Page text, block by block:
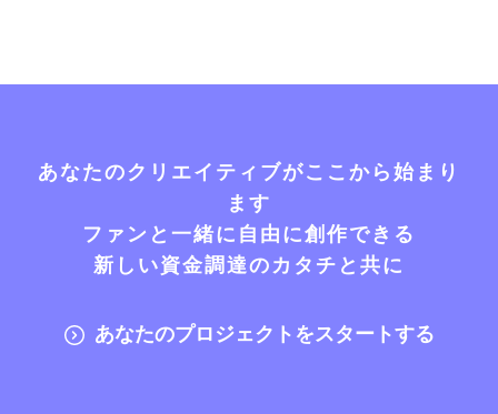
あなたのクリエイティブがここから始まり
ます
ファンと一緒に自由に創作できる
新しい資金調達のカタチと共に
あなたのプロジェクトをスタートする